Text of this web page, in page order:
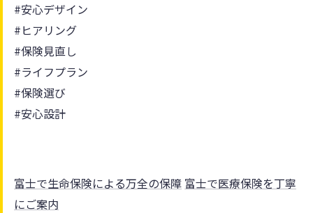
#安心デザイン
#ヒアリング
#保険見直し
#ライフプラン
#保険選び
#安心設計
富士で生命保険による万全の保障 富士で医療保険を丁寧
にご案内